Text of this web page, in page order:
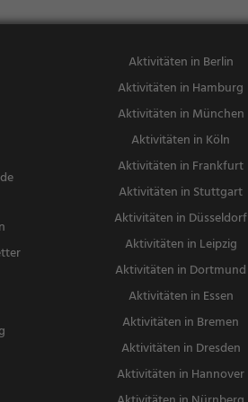
Aktivitäten in Berlin
Aktivitäten in Hamburg
Aktivitäten in München
Aktivitäten in Köln
Aktivitäten in Frankfurt
Aktivitäten in Stuttgart
Aktivitäten in Düsseldorf
Aktivitäten in Leipzig
Aktivitäten in Dortmund
Aktivitäten in Essen
Aktivitäten in Bremen
Aktivitäten in Dresden
Aktivitäten in Hannover